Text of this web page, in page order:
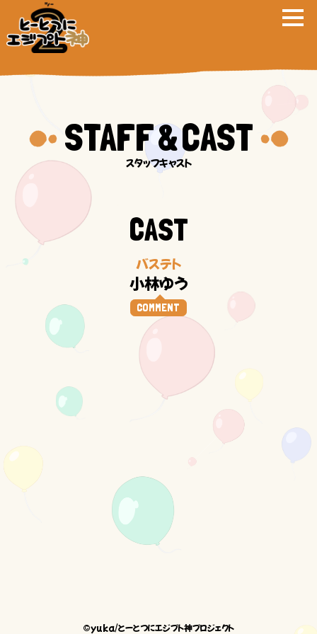
STAFF&CAST
CAST
バステト
小林ゆう
COMMENT
©yuka/とーとつにエジプト神プロジェクト